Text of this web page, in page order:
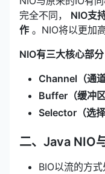
完全不同， NIO支
作 。NIO将以更加
NIO有三大核心部分
Channel（通道
Buffer（缓冲区
Selector（选择
二、Java NIO
BIO以流的方